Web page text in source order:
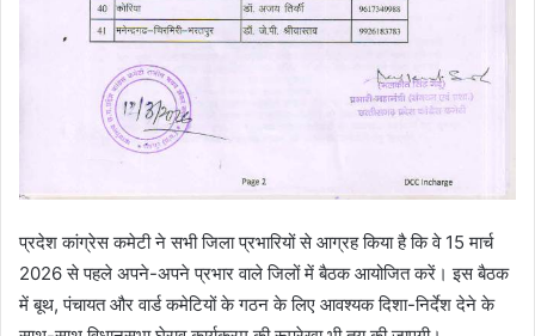
प्रदेश कांग्रेस कमेटी ने सभी जिला प्रभारियों से आग्रह किया है कि वे 15 मार्च
2026 से पहले अपने-अपने प्रभार वाले जिलों में बैठक आयोजित करें। इस बैठक
में बूथ, पंचायत और वार्ड कमेटियों के गठन के लिए आवश्यक दिशा-निर्देश देने के